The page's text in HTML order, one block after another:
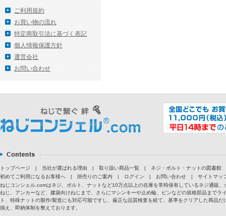
ご利用規約
お買い物の流れ
特定商取引法に基づく表記
個人情報保護方針
運営会社
お問い合わせ
トップページ | 当社が選ばれる理由 | 取り扱い商品一覧 |
ネジ・ボルト・ナットの図書館
初めてご利用になるお客様へ
| 掛売りのご案内 | ログイン | お問い合わせ |
サイトマッ
ねじコンシェル.comはネジ、ボルト、ナットなど10万点以上の在庫を常時保有しているネジ通販
ねじ、アンカーなど、建築向けねじまで、さらにマシンキーや止め輪、ピンなどの規格部品まで
ト、特殊ナットの製作/製造にも対応可能ですし、厳正な品質検査を経て、基準をクリアした商品
揃え、即納体制を整えております。